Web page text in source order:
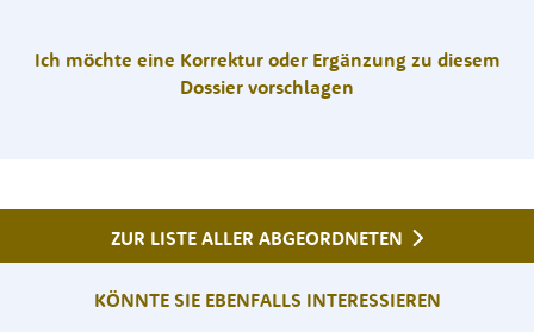
Ich möchte eine Korrektur oder Ergänzung zu diesem
Dossier vorschlagen
ZUR LISTE ALLER ABGEORDNETEN
KÖNNTE SIE EBENFALLS INTERESSIEREN